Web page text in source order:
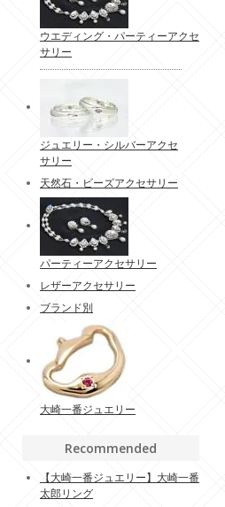
ウエディング・パーティーアクセ
サリー
ジュエリー・シルバーアクセ
サリー
天然石・ビーズアクセサリー
パーティーアクセサリー
レザーアクセサリー
ブランド別
大崎一番ジュエリー
Recommended
【大崎一番ジュエリー】大崎一番
太郎リング